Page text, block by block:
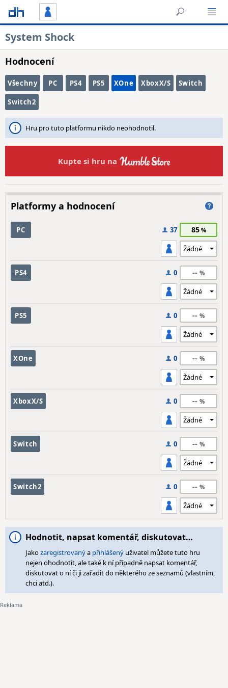
System Shock
Hodnocení
Všechny PC PS4 PS5 XOne XboxX/S Switch
Switch2
Hru pro tuto platformu nikdo neohodnotil.
Kupte si hru na
Platformy a hodnocení
PC 37 85
PS4 0 --
PS5 0 --
XOne 0 --
XboxX/S 0 --
Switch 0 --
Switch2 0 --
Hodnotit, napsat komentář, diskutovat…
Jakozaregistrovanýa přihlášený uživatel můžete tuto hru
nejen ohodnotit, ale také k ní případně napsat komentář,
diskutovat o ní či ji zařadit do některého ze seznamů (vlastním,
chci atd.).